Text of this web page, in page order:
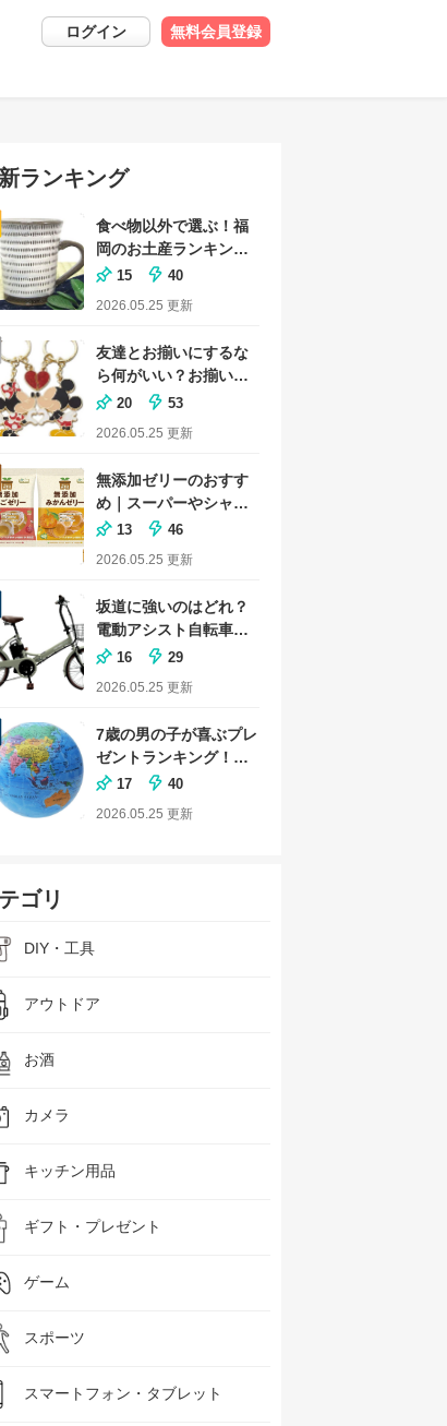
ログイン 無料会員登録
ランキング
食べ物以外で選ぶ！福
岡のお土産ランキング
｜おしゃれな雑貨も
15 40
2026.05.25 更新
友達とお揃いにするな
ら何がいい？お揃いグ
ッズのおすすめランキ
20 53
2026.05.25 更新
無添加ゼリーのおすす
め｜スーパーやシャト
レーゼの商品も
13 46
2026.05.25 更新
坂道に強いのはどれ？
電動アシスト自転車の
おすすめランキング
16 29
2026.05.25 更新
7歳の男の子が喜ぶプレ
ゼントランキング！小
学生に人気な文房具も
17 40
2026.05.25 更新
ゴリ
DIY・工具
アウトドア
お酒
カメラ
キッチン用品
ギフト・プレゼント
ゲーム
スポーツ
スマートフォン・タブレット